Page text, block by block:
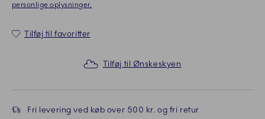
personlige oplysninger.
Tilføj til favoritter
Tilføj til Ønskeskyen
Fri levering ved køb over 500 kr. og fri retur